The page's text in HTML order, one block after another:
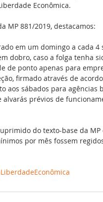
Econômica.
MP 881/2019, destacamos:
em um domingo a cada 4
dobro, caso a folga tenha
de ponto apenas para
firmado através de
aos sábados para agências
alvarás prévios de
do texto-base da
por mês fossem